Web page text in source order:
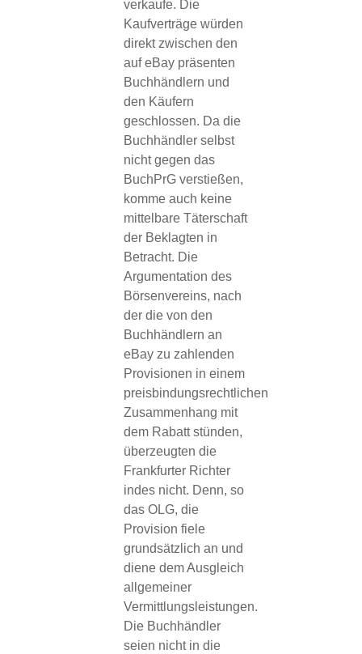
verkaufe. Die
Kaufverträge würden
direkt zwischen den
auf eBay präsenten
Buchhändlern und
den Käufern
geschlossen. Da die
Buchhändler selbst
nicht gegen das
BuchPrG verstießen,
komme auch keine
mittelbare Täterschaft
der Beklagten in
Betracht. Die
Argumentation des
Börsenvereins, nach
der die von den
Buchhändlern an
eBay zu zahlenden
Provisionen in einem
preisbindungsrechtlichen
Zusammenhang mit
dem Rabatt stünden,
überzeugten die
Frankfurter Richter
indes nicht. Denn, so
das OLG, die
Provision fiele
grundsätzlich an und
diene dem Ausgleich
allgemeiner
Vermittlungsleistungen.
Die Buchhändler
seien nicht in die